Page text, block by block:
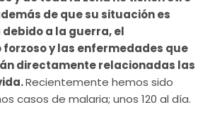
de que su situación es
a la guerra, el
y las enfermedades que
directamente relacionadas las
Recientemente hemos sido
casos de malaria; unos 120 al día.